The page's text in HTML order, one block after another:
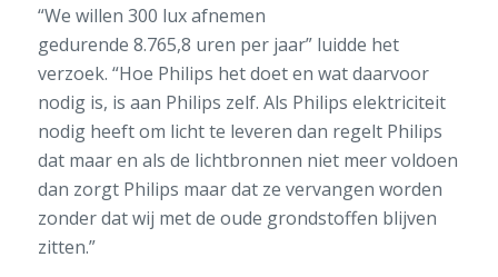
“We willen 300 lux afnemen
gedurende 8.765,8 uren per jaar” luidde het
verzoek. “Hoe Philips het doet en wat daarvoor
nodig is, is aan Philips zelf. Als Philips elektriciteit
nodig heeft om licht te leveren dan regelt Philips
dat maar en als de lichtbronnen niet meer voldoen
dan zorgt Philips maar dat ze vervangen worden
zonder dat wij met de oude grondstoffen blijven
zitten.”